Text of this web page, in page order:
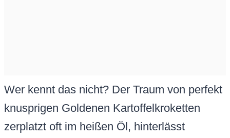
Wer kennt das nicht? Der Traum von perfekt
knusprigen Goldenen Kartoffelkroketten
zerplatzt oft im heißen Öl, hinterlässt